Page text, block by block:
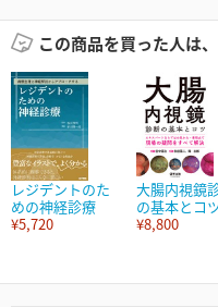
この商品を買った人は
レジデントのた
めの神経診療
¥5,720
大腸内視鏡
の基本とコ
¥8,800